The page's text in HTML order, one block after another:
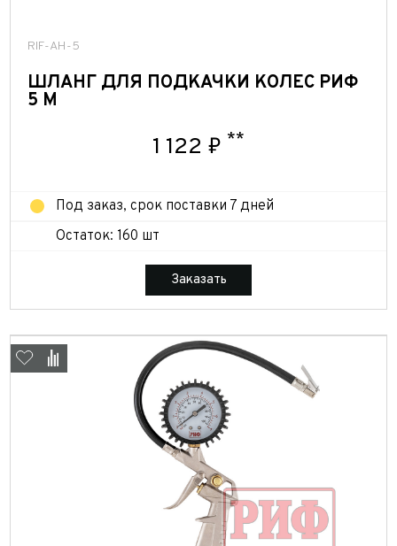
RIF-AH-5
ШЛАНГ ДЛЯ ПОДКАЧКИ КОЛЕС РИФ
5 М
1 122 ₽ **
Под заказ, срок поставки 7 дней
Остаток: 160 шт
Заказать